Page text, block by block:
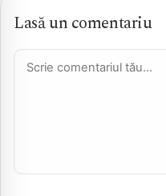
Lasă un comentariu
Comentariu *